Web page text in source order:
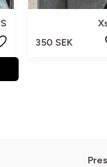
S
350 SEK